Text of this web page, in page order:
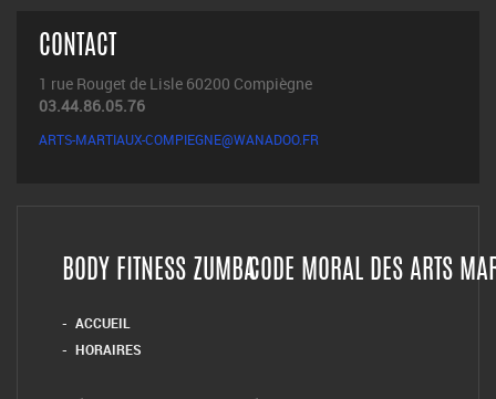
CONTACT
1 rue Rouget de Lisle 60200 Compiègne
03.44.86.05.76
ARTS-MARTIAUX-COMPIEGNE@WANADOO.FR
BODY FITNESS ZUMBA
ACCUEIL
HORAIRES
CODE MORAL DES ARTS